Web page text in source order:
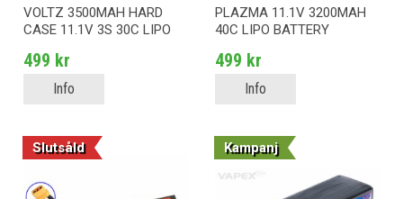
VOLTZ 3500MAH HARD
CASE 11.1V 3S 30C LIPO
499 kr
Info
PLAZMA 11.1V 3200MAH
40C LIPO BATTERY
499 kr
Info
Slutsåld Kampanj